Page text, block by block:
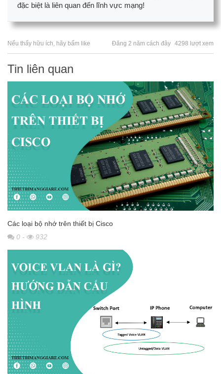
đặc biệt là liên quan đến lĩnh vực mạng!
Nếu thấy hữu ích, hãy bấm like Đăng 2 năm cách đây 4298 lượt xem
Tin liên quan
Các loại bộ nhớ trên thiết bị Cisco
0 - 932